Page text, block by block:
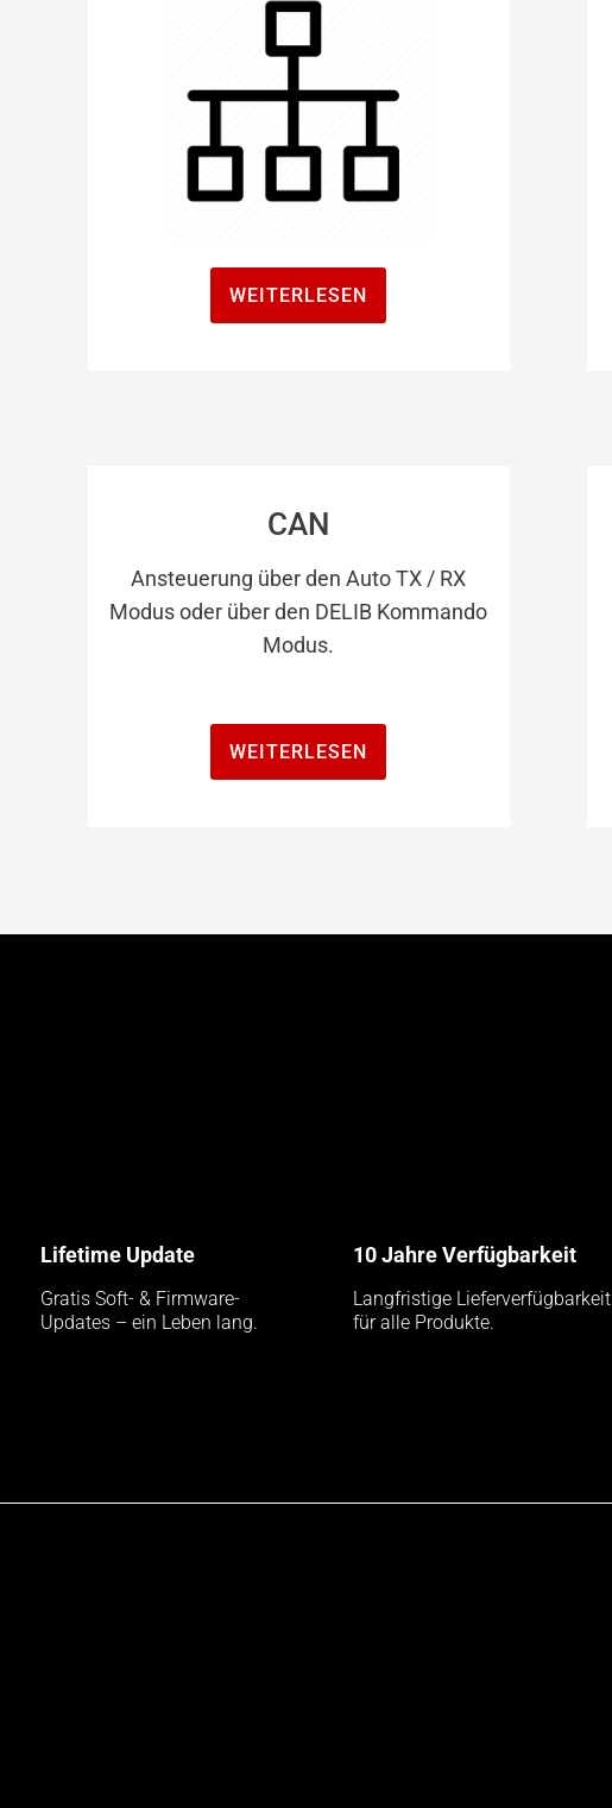
WEITERLESEN
CAN
Ansteuerung über den Auto TX / RX
Modus oder über den DELIB Kommando
Modus.
WEITERLESEN
Lifetime Update
Gratis Soft- & Firmware-
Updates – ein Leben lang.
10 Jahre Verfügbarkeit
Langfristige Lieferverfügbarkeit
für alle Produkte.